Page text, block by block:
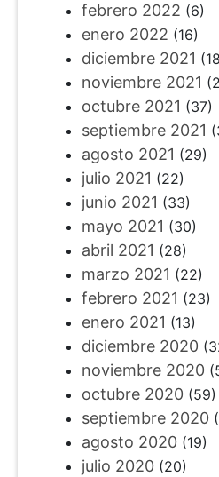
febrero 2022 (6)
enero 2022 (16)
diciembre 2021
noviembre 2021
octubre 2021 (37)
septiembre 2021
agosto 2021 (29)
julio 2021 (22)
junio 2021 (33)
mayo 2021 (30)
abril 2021 (28)
marzo 2021 (22)
febrero 2021 (23)
enero 2021 (13)
diciembre 2020
noviembre 2020
octubre 2020(59)
septiembre 2020
agosto 2020(19)
julio 2020(20)